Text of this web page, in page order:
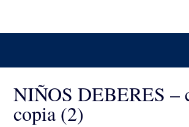
NIÑOS DEBERES –
copia (2)